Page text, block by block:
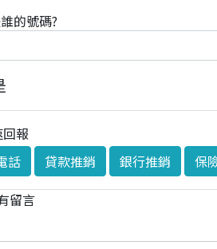
的號碼?
報
話 貸款推銷 銀行推銷 保
留言